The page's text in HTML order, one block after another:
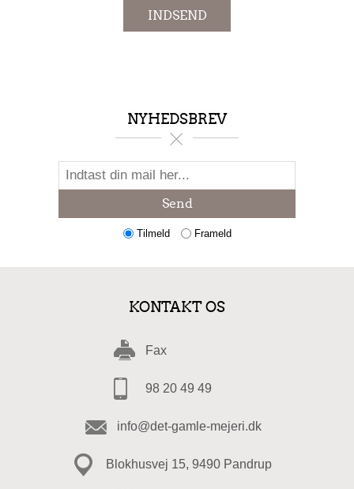
INDSEND
NYHEDSBREV
Send
Tilmeld Frameld
KONTAKT OS
Fax
98 20 49 49
info@det-gamle-mejeri.dk
Blokhusvej 15, 9490 Pandrup